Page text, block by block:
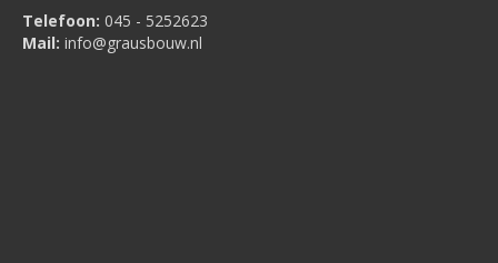
Telefoon: 045 - 5252623
Mail: info@grausbouw.nl